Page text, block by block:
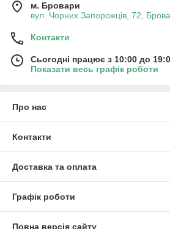
м. Бровари
вул. Чорних Запорожців, 72,
Контакти
Сьогодні працює з 10:00 до
Показати весь графік роботи
Про нас
Контакти
Доставка та оплата
Графік роботи
Повна версія сайту